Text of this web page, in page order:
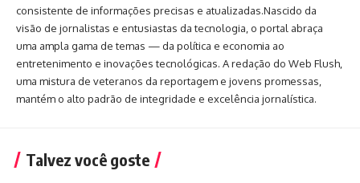
consistente de informações precisas e atualizadas.Nascido da
visão de jornalistas e entusiastas da tecnologia, o portal abraça
uma ampla gama de temas — da política e economia ao
entretenimento e inovações tecnológicas. A redação do Web Flush,
uma mistura de veteranos da reportagem e jovens promessas,
mantém o alto padrão de integridade e excelência jornalística.
Talvez você goste